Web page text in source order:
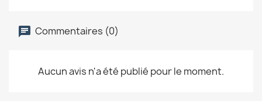
Commentaires (0)
Aucun avis n'a été publié pour le moment.